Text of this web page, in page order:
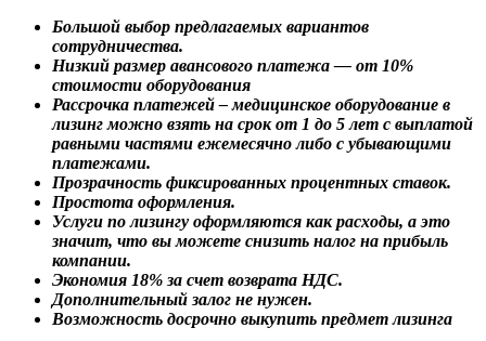
Большой выбор предлагаемых вариантов
сотрудничества.
Низкий размер авансового платежа — от 10%
стоимости оборудования
Рассрочка платежей – медицинское оборудование в
лизинг можно взять на срок от 1 до 5 лет с выплатой
равными частями ежемесячно либо с убывающими
платежами.
Прозрачность фиксированных процентных ставок.
Простота оформления.
Услуги по лизингу оформляются как расходы, а это
значит, что вы можете снизить налог на прибыль
компании.
Экономия 18% за счет возврата НДС.
Дополнительный залог не нужен.
Возможность досрочно выкупить предмет лизинга